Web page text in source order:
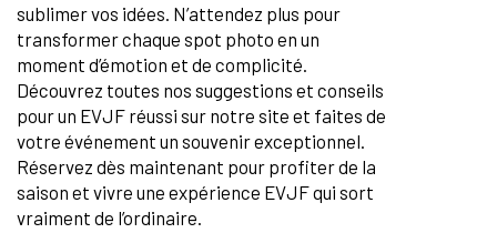
sublimer vos idées. N’attendez plus pour
transformer chaque spot photo en un
moment d’émotion et de complicité.
Découvrez toutes nos suggestions et conseils
pour un EVJF réussi sur notre site et faites de
votre événement un souvenir exceptionnel.
Réservez dès maintenant pour profiter de la
saison et vivre une expérience EVJF qui sort
vraiment de l’ordinaire.